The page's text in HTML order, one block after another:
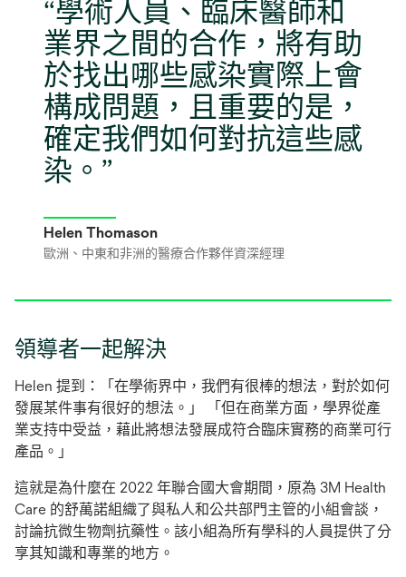
學術人員、臨床醫師和
業界之間的合作，將有助
於找出哪些感染實際上會
構成問題，且重要的是，
確定我們如何對抗這些感
染。
Helen Thomason
歐洲、中東和非洲的醫療合作夥伴資深經理
領導者一起解決
Helen 提到：「在學術界中，我們有很棒的想法，對於如何
發展某件事有很好的想法。」 「但在商業方面，學界從產
業支持中受益，藉此將想法發展成符合臨床實務的商業可行
產品。」
這就是為什麼在 2022 年聯合國大會期間，原為 3M Health
Care 的舒萬諾組織了與私人和公共部門主管的小組會談，
討論抗微生物劑抗藥性。該小組為所有學科的人員提供了分
享其知識和專業的地方。